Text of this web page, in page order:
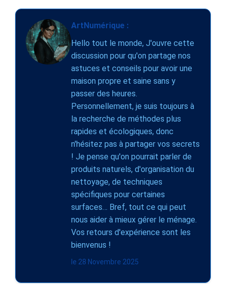
ArtNumérique :
Hello tout le monde, J'ouvre cette
discussion pour qu'on partage nos
astuces et conseils pour avoir une
maison propre et saine sans y
passer des heures.
Personnellement, je suis toujours à
la recherche de méthodes plus
rapides et écologiques, donc
n'hésitez pas à partager vos secrets
! Je pense qu'on pourrait parler de
produits naturels, d'organisation du
nettoyage, de techniques
spécifiques pour certaines
surfaces… Bref, tout ce qui peut
nous aider à mieux gérer le ménage.
Vos retours d'expérience sont les
bienvenus !
le 28 Novembre 2025